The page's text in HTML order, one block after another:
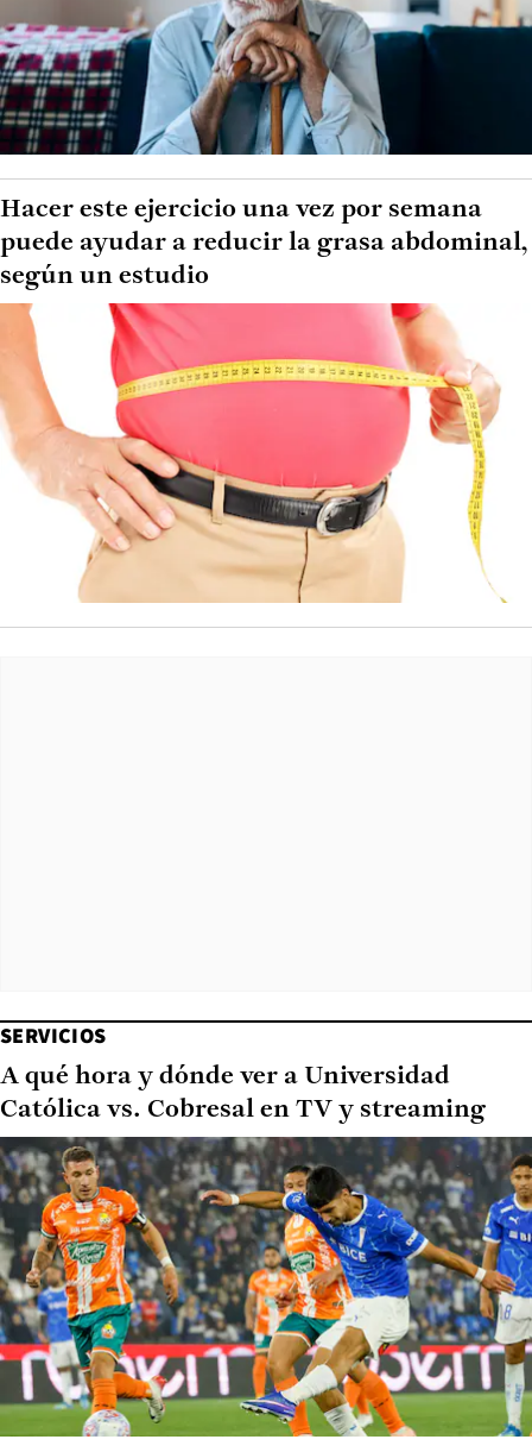
Hacer este ejercicio una vez por semana
puede ayudar a reducir la grasa abdominal,
según un estudio
SERVICIOS
A qué hora y dónde ver a Universidad
Católica vs. Cobresal en TV y streaming